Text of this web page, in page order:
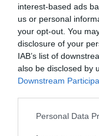
interest-based ads
us or personal
your opt-out. You
disclosure of your
IAB’s list of
also be disclosed by
Downstream
Personal Data
ο κανόνας. Γιατί
κρατούσα λογική
και «μπράβο
αντίθετα όταν
αν ούτε τότε
Μαζί με τη